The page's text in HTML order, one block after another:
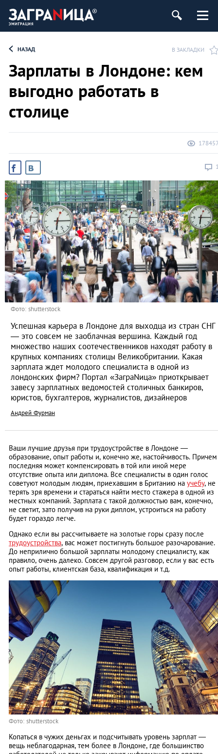
НАЗАД В ЗАКЛАДКИ
Зарплаты в Лондоне: кем
выгодно работать в
столице
Фото: shutterstock
Успешная карьера в Лондоне для выходца из стран СНГ
— это совсем не заоблачная вершина. Каждый год
множество наших соотечественников находят работу в
крупных компаниях столицы Великобритании. Какая
зарплата ждет молодого специалиста в одной из
лондонских фирм? Портал «ЗаграNица» приоткрывает
завесу зарплатных ведомостей столичных банкиров,
юристов, бухгалтеров, журналистов, дизайнеров
Андрей Фурман
Ваши лучшие друзья при трудоустройстве в Лондоне —
образование, опыт работы и, конечно же, настойчивость. Причем
последняя может компенсировать в той или иной мере
отсутствие опыта или диплома. Все специалисты в один голос
советуют молодым людям, приехавшим в Британию на учебу, не
терять зря времени и стараться найти место стажера в одной из
местных компаний. Зарплата с такой должностью вам, конечно,
не светит, зато получив на руки диплом, устроиться на работу
будет гораздо легче.
Однако если вы рассчитываете на золотые горы сразу после
трудоустройства, вас может постигнуть большое разочарование.
До неприлично большой зарплаты молодому специалисту, как
правило, очень далеко. Совсем другой разговор, если у вас есть
опыт работы, клиентская база, квалификация и т.д.
Фото: shutterstock
Копаться в чужих деньгах и подсчитывать уровень зарплат —
вещь неблагодарная, тем более в Лондоне, где большинство